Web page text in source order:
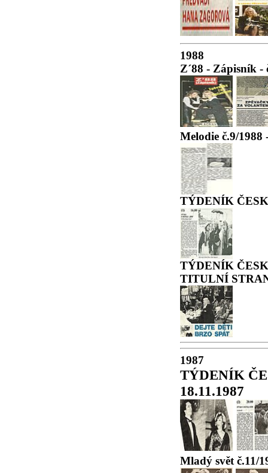
1988
Z´88 - Zápisník -
Melodie č.9/
TÝDENÍK
TÝDENÍK
TITULNÍ
1987
TÝDENÍK
18.11.1987
Mladý svět č.11/